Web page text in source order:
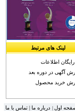
لینک های مرتبط
اطلاعات
آگهی در دوره بعد
خرید محصول
اول درباره ما تماس با ما